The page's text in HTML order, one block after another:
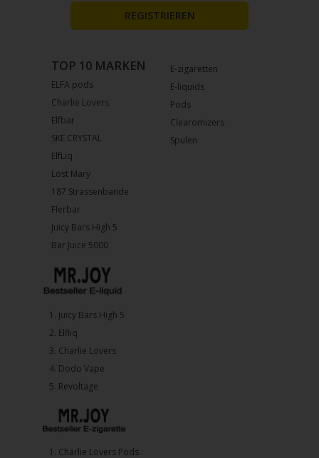
E-zigaretten
E-liquids
Pods
Clearomizers
Spulen
TOP 10 MARKEN
ELFA pods
Charlie Lovers
Elfbar
SKE CRYSTAL
ElfLiq
Lost Mary
187 Strassenbande
Flerbar
Juicy Bars High 5
Bar Juice 5000
1.⁠ ⁠Juicy Bars High 5
2.⁠ ⁠⁠Elfliq
3.⁠ ⁠⁠Charlie Lovers
4.⁠ ⁠⁠Dodo Vape
5. ⁠Revoltage
1.⁠ ⁠Charlie Lovers Pods
REGISTRIEREN